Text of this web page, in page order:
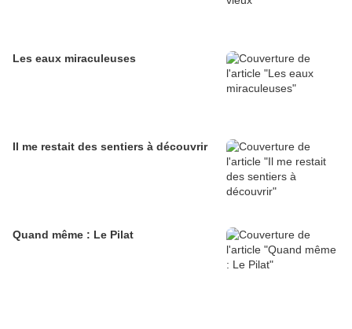
Les eaux miraculeuses
Il me restait des sentiers à découvrir
Quand même : Le Pilat